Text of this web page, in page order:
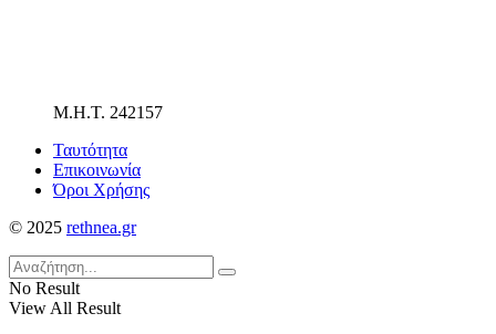
Μ.Η.Τ. 242157
Ταυτότητα
Επικοινωνία
Όροι Χρήσης
© 2025 rethnea.gr
No Result
View All Result